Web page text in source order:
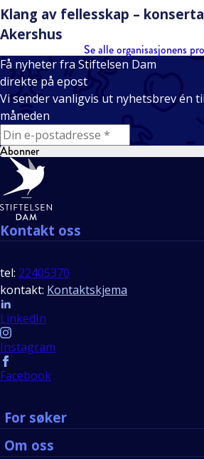
Klang av fellesskap –
Akershus
Se alle organisasjonens
Få nyheter fra Stiftelsen Dam
direkte på epost
Vi sender vanligvis ut nyhetsbrev én
måneden
E-mail
Abonner
Bunntekst
Kontakt oss
tel: 22405370
kontakt: Kontaktskjema
Follow us
LinkedIn
Instagram
Facebook
For søker
Om oss